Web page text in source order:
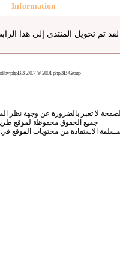
Information
لقد تم تحويل المنتدى إلى هذا
byphpBB2.0.7 © 2001 phpBB Group
لا تعبر بالضرورة عن وجهة نظر
جميع الحقوق محفوظة لموقع
الاستفادة من محتويات الموقع